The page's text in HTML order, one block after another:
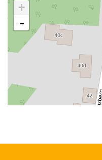
+
-